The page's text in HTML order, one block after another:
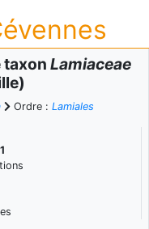
taxon Lamiaceae
Ordre : Lamiales